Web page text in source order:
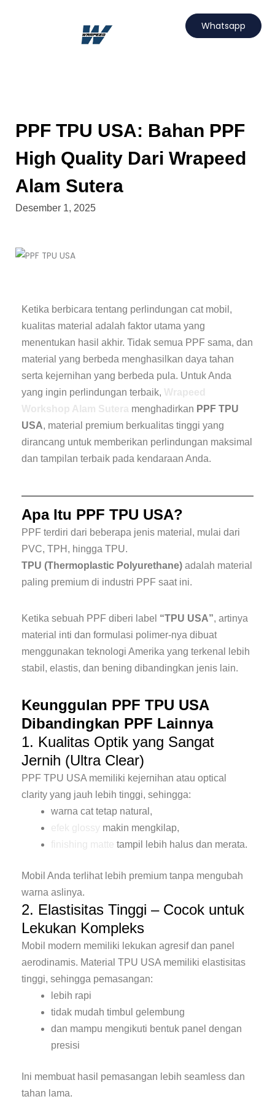
Whatsapp
PPF TPU USA: Bahan PPF
High Quality Dari Wrapeed
Alam Sutera
Desember 1, 2025
Ketika berbicara tentang perlindungan cat mobil,
kualitas material adalah faktor utama yang
menentukan hasil akhir. Tidak semua PPF sama, dan
material yang berbeda menghasilkan daya tahan
serta kejernihan yang berbeda pula. Untuk Anda
yang ingin perlindungan terbaik, Wrapeed
Workshop Alam Sutera menghadirkan PPF TPU
USA, material premium berkualitas tinggi yang
dirancang untuk memberikan perlindungan maksimal
dan tampilan terbaik pada kendaraan Anda.
Apa Itu PPF TPU USA?
PPF terdiri dari beberapa jenis material, mulai dari
PVC, TPH, hingga TPU.
TPU (Thermoplastic Polyurethane) adalah material
paling premium di industri PPF saat ini.
Ketika sebuah PPF diberi label “TPU USA”, artinya
material inti dan formulasi polimer-nya dibuat
menggunakan teknologi Amerika yang terkenal lebih
stabil, elastis, dan bening dibandingkan jenis lain.
Keunggulan PPF TPU USA
Dibandingkan PPF Lainnya
1. Kualitas Optik yang Sangat
Jernih (Ultra Clear)
PPF TPU USA memiliki kejernihan atau optical
clarity yang jauh lebih tinggi, sehingga:
warna cat tetap natural,
efek glossy makin mengkilap,
finishing matte tampil lebih halus dan merata.
Mobil Anda terlihat lebih premium tanpa mengubah
warna aslinya.
2. Elastisitas Tinggi – Cocok untuk
Lekukan Kompleks
Mobil modern memiliki lekukan agresif dan panel
aerodinamis. Material TPU USA memiliki elastisitas
tinggi, sehingga pemasangan:
lebih rapi
tidak mudah timbul gelembung
dan mampu mengikuti bentuk panel dengan
presisi
Ini membuat hasil pemasangan lebih seamless dan
tahan lama.